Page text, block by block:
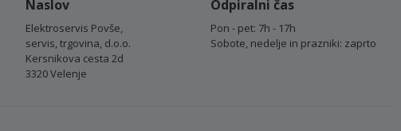
Naslov
Elektroservis Povše,
servis, trgovina, d.o.o.
Kersnikova cesta 2d
3320 Velenje
Odpiralni čas
Pon - pet: 7h - 17h
Sobote, nedelje in prazniki: zaprto